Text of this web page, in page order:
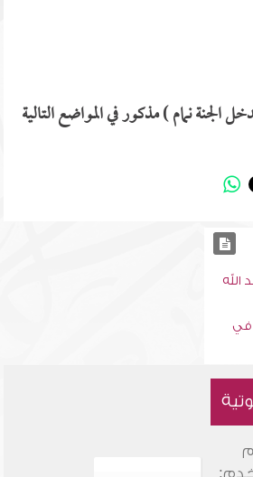
نمام ) مذكور في المواضع التالية
الله
في